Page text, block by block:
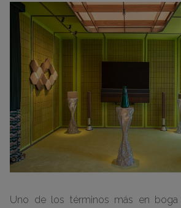
Uno de los términos más en boga